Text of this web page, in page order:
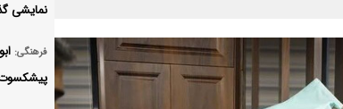
نمایشی
فرهنگی: